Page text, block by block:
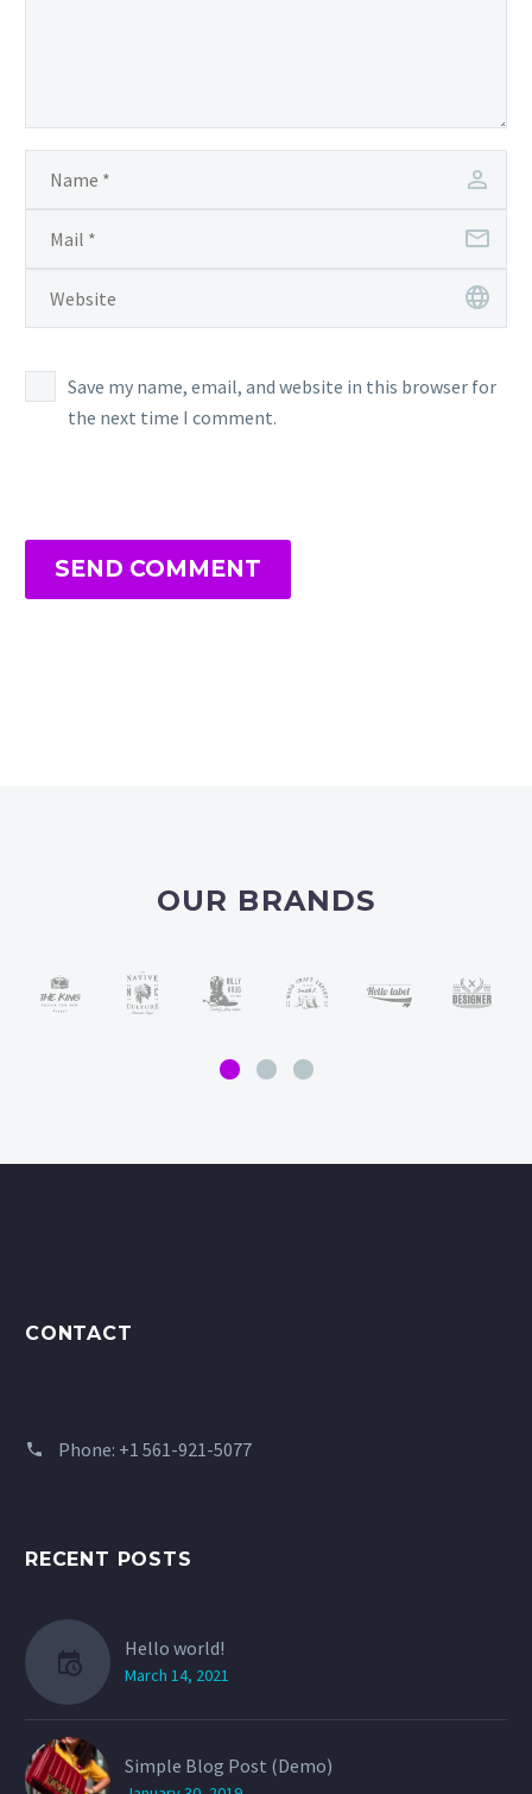
Save my name, email, and website in this browser for
the next time I comment.
SEND COMMENT
OUR BRANDS
CONTACT
Phone: +1 561-921-5077
RECENT POSTS
Hello world!
March 14, 2021
Simple Blog Post (Demo)